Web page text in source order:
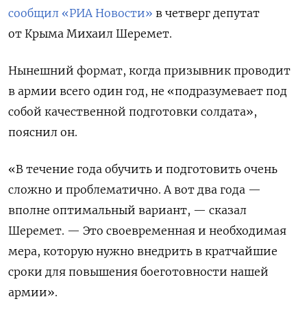
сообщил «РИА Новости» в четверг депутат
от Крыма Михаил Шеремет.
Нынешний формат, когда призывник проводит
в армии всего один год, не «подразумевает под
собой качественной подготовки солдата»,
пояснил он.
«В течение года обучить и подготовить очень
сложно и проблематично. А вот два года —
вполне оптимальный вариант, — сказал
Шеремет. — Это своевременная и необходимая
мера, которую нужно внедрить в кратчайшие
сроки для повышения боеготовности нашей
армии».